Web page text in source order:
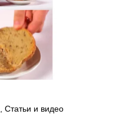
Статьи и видео